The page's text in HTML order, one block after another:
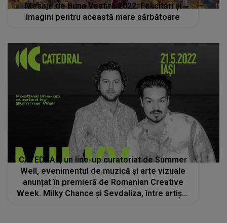
Mesaje de Buna Vestire 2022: Felicitări şi
imagini pentru această mare sărbătoare
CATEDRAL, un line-up curatoriat de Summer
Well, evenimentul de muzică și arte vizuale
anunțat în premieră de Romanian Creative
Week. Milky Chance și Sevdaliza, între artiștii